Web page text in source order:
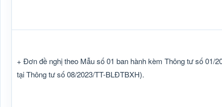
+ Đơn đề nghị theo Mẫu số 01 ban hành kèm Thông tư số 01/
tại Thông tư số 08/2023/TT-BLĐTBXH).